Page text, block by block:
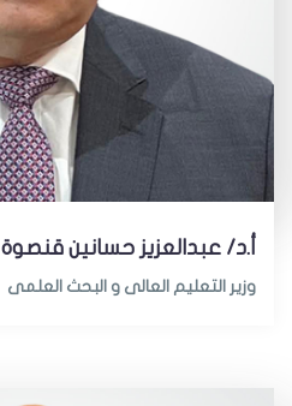
أ.د/ عبدالعزيز حسانين قنصوة
وزير التعليم العالى و البحث العلمى